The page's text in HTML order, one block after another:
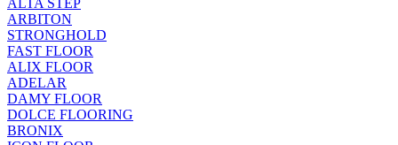
ALTA STEP
ARBITON
STRONGHOLD
FAST FLOOR
ALIX FLOOR
ADELAR
DAMY FLOOR
DOLCE FLOORING
BRONIX